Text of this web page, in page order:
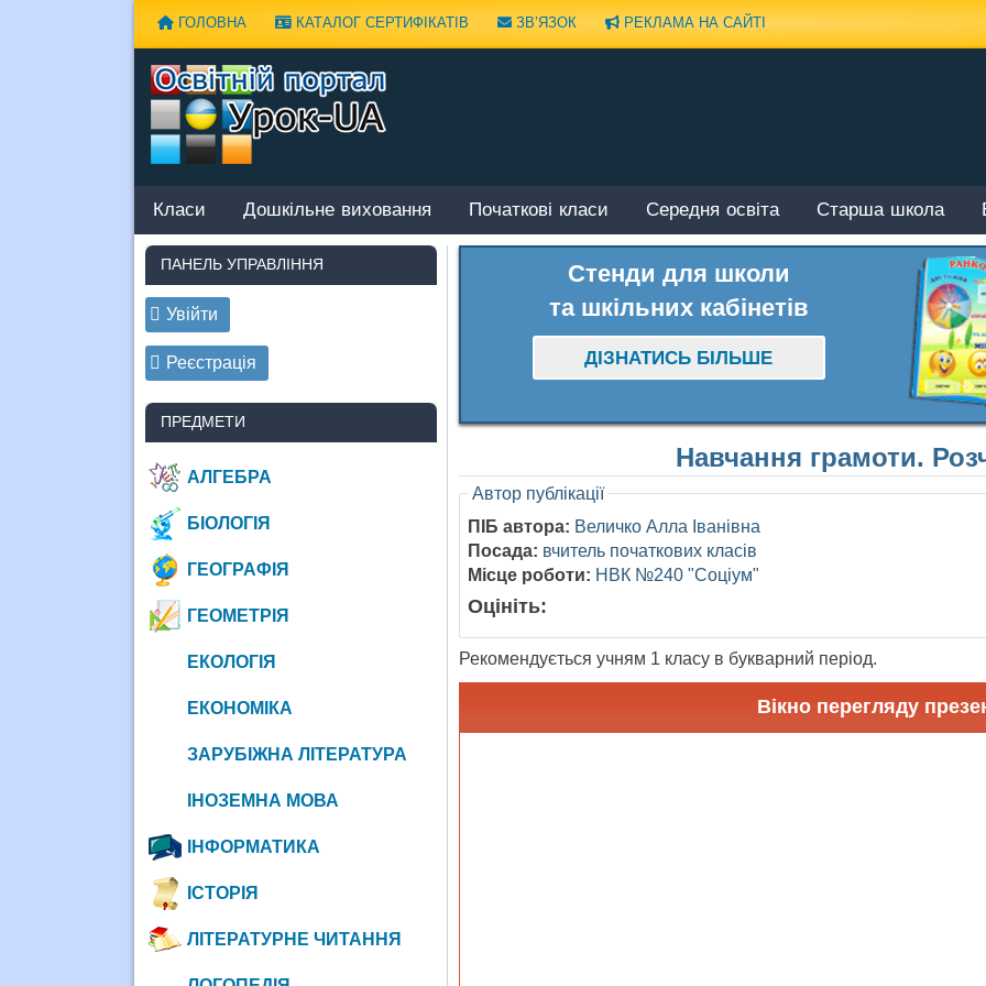
ГОЛОВНА КАТАЛОГ СЕРТИФІКАТІВ ЗВ’ЯЗОК РЕКЛАМА НА САЙТІ
Класи Дошкільне виховання Початкові класи Середня освіта Старша школа
Стенди для школи
та шкільних кабінетів
ДІЗНАТИСЬ БІЛЬШЕ
Навчання грамоти.
Автор публікації
ПІБ автора: Величко Алла Іванівна
Посада: вчитель початкових класів
Місце роботи: НВК №240 "Соціум"
Оцініть:
Рекомендується учням 1 класу в букварний період.
Вікно перегляду
ПАНЕЛЬ УПРАВЛІННЯ
Увійти
Реєстрація
ПРЕДМЕТИ
АЛГЕБРА
БІОЛОГІЯ
ГЕОГРАФІЯ
ГЕОМЕТРІЯ
ЕКОЛОГІЯ
ЕКОНОМІКА
ЗАРУБІЖНА ЛІТЕРАТУРА
ІНОЗЕМНА МОВА
ІНФОРМАТИКА
ІСТОРІЯ
ЛІТЕРАТУРНЕ ЧИТАННЯ